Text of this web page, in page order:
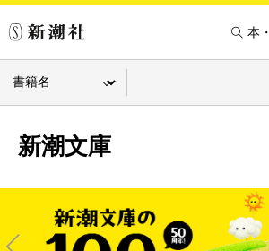
本
新潮文庫